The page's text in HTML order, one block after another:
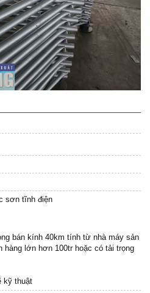
sơn tĩnh điện
bán kính 40km tính từ nhà máy sản
lớn hơn 100tr hoặc có tải trọng
kỹ thuật